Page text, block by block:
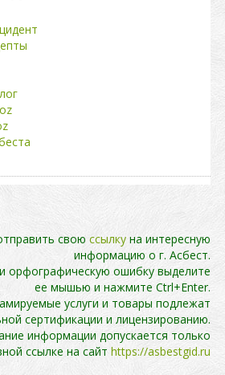
свою ссылку на интересную
информацию о г. Асбест.
орфографическую ошибку выделите
ее мышью и нажмите Ctrl+Enter.
услуги и товары подлежат
сертификации и лицензированию.
информации допускается только
ссылке на сайт https://asbestgid.ru